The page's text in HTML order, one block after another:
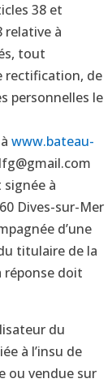
38 et
relative à
tout
rectification, de
personnelles le
www.bateau-
à
Dives-sur-Mer
d’une
titulaire de la
réponse doit
du
à l’insu de
ou vendue sur